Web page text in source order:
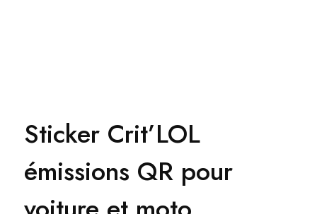
Sticker Crit’LOL
émissions QR pour